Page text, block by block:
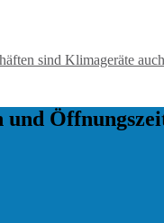
sind Klimageräte